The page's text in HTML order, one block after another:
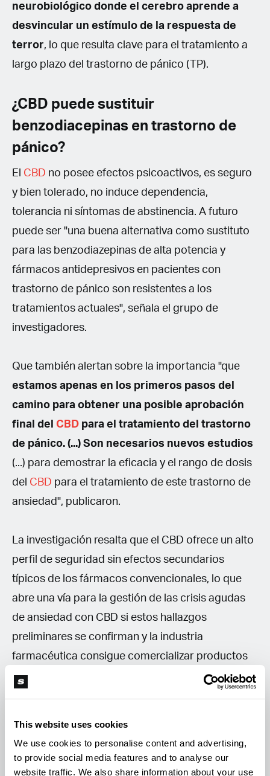
This website uses cookies
We use cookies to personalise content and advertising,
to provide social media features and to analyse our
website traffic. We also share information about your use
neurobiológico donde el cerebro aprende a
desvincular un estímulo de la respuesta de
terror, lo que resulta clave para el tratamiento a
largo plazo del trastorno de pánico (TP).
¿CBD puede sustituir
benzodiacepinas en trastorno de
pánico?
El CBD no posee efectos psicoactivos, es seguro
y bien tolerado, no induce dependencia,
tolerancia ni síntomas de abstinencia. A futuro
puede ser "una buena alternativa como sustituto
para las benzodiazepinas de alta potencia y
fármacos antidepresivos en pacientes con
trastorno de pánico son resistentes a los
tratamientos actuales", señala el grupo de
investigadores.
Que también alertan sobre la importancia "que
estamos apenas en los primeros pasos del
camino para obtener una posible aprobación
final del CBD para el tratamiento del trastorno
de pánico. (...) Son necesarios nuevos estudios
(...) para demostrar la eficacia y el rango de dosis
del CBD para el tratamiento de este trastorno de
ansiedad", publicaron.
La investigación resalta que el CBD ofrece un alto
perfil de seguridad sin efectos secundarios
típicos de los fármacos convencionales, lo que
abre una vía para la gestión de las crisis agudas
de ansiedad con CBD si estos hallazgos
preliminares se confirman y la industria
farmacéutica consigue comercializar productos
estandarizados.
médica
Este contenido tiene fines informativos basados